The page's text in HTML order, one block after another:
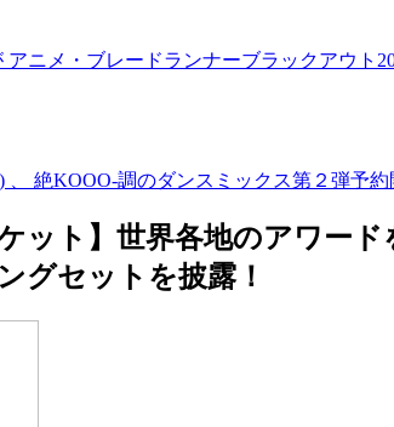
アニメ・ブレードランナーブラックアウト
、 絶KOOO-調のダンスミックス第２弾予約
ット】世界各地のアワー
グセットを披露！